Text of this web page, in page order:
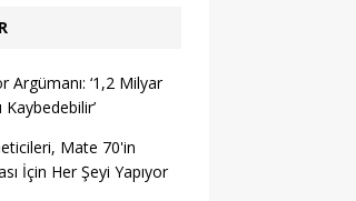
Argümanı: ‘1,2 Milyar
Kaybedebilir’
Mate 70'in
İçin Her Şeyi Yapıyor